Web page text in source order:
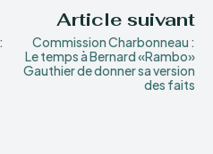
Article suivant
Commission Charbonneau :
Le temps à Bernard «Rambo»
Gauthier de donner sa version
des faits